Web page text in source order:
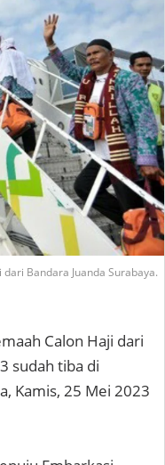
Bandara Juanda Surabaya.
Calon Haji dari
sudah tiba di
Kamis, 25 Mei 2023